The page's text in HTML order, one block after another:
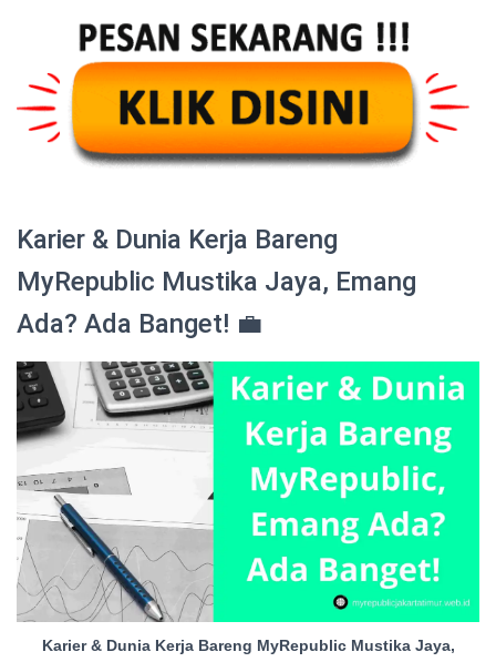
Karier & Dunia Kerja Bareng
MyRepublic Mustika Jaya, Emang
Ada? Ada Banget! 💼
Karier & Dunia Kerja Bareng MyRepublic Mustika Jaya,